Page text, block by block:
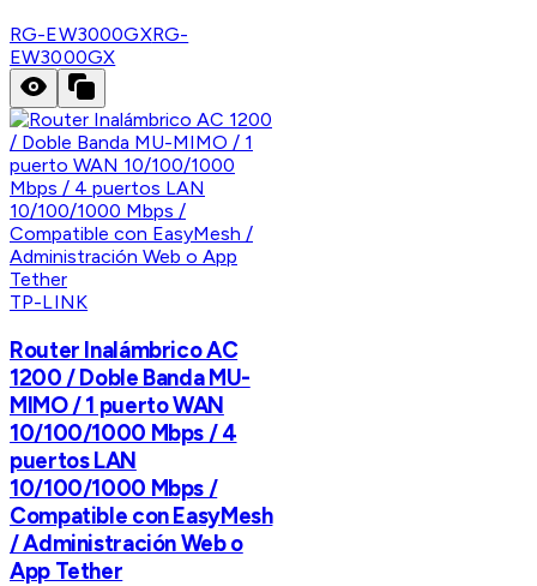
RG-EW3000GXRG-
EW3000GX
TP-LINK
Router Inalámbrico AC
1200 / Doble Banda MU-
MIMO / 1 puerto WAN
10/100/1000 Mbps / 4
puertos LAN
10/100/1000 Mbps /
Compatible con EasyMesh
/ Administración Web o
App Tether